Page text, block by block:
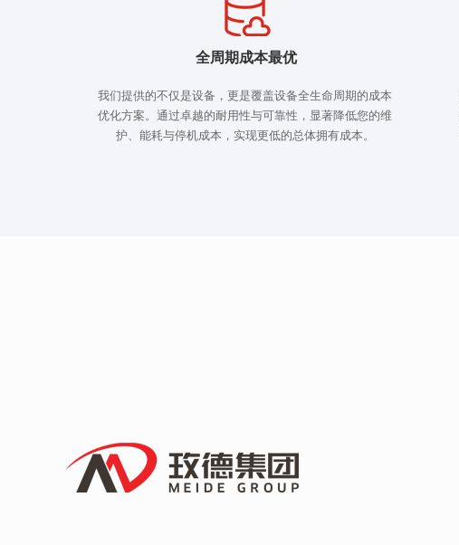
全周期成本最优
我们提供的不仅是设备，更是覆盖设备全生命周期的成本
优化方案。通过卓越的耐用性与可靠性，显著降低您的维
护、能耗与停机成本，实现更低的总体拥有成本。